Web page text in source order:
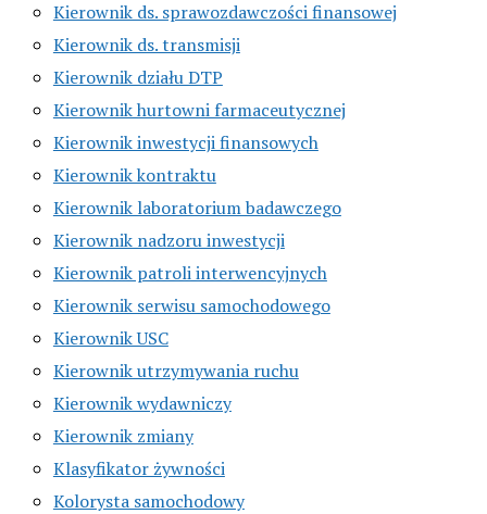
Kierownik ds. sprawozdawczości finansowej
Kierownik ds. transmisji
Kierownik działu DTP
Kierownik hurtowni farmaceutycznej
Kierownik inwestycji finansowych
Kierownik kontraktu
Kierownik laboratorium badawczego
Kierownik nadzoru inwestycji
Kierownik patroli interwencyjnych
Kierownik serwisu samochodowego
Kierownik USC
Kierownik utrzymywania ruchu
Kierownik wydawniczy
Kierownik zmiany
Klasyfikator żywności
Kolorysta samochodowy